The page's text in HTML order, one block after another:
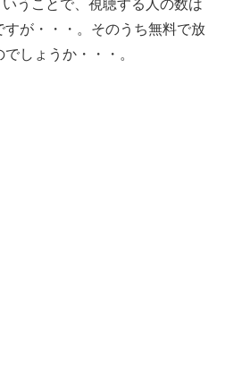
うことで、視聴する人の数は
が・・・。そのうち無料で放
しょうか・・・。